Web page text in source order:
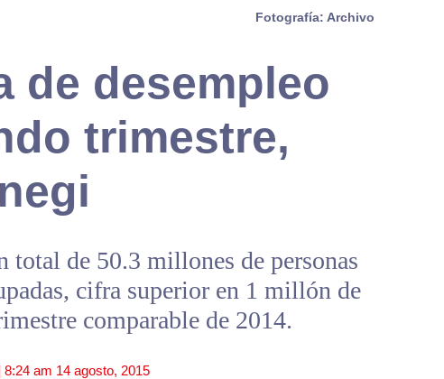
Fotografía: Archivo
de desempleo
trimestre,
total de 50.3 millones de personas
cifra superior en 1 millón de
comparable de 2014.
8:24 am 14 agosto, 2015